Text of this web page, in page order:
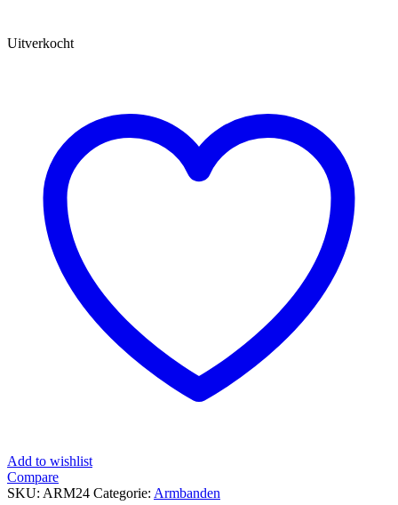
Uitverkocht
Add to wishlist
Compare
SKU: ARM24 Categorie: Armbanden